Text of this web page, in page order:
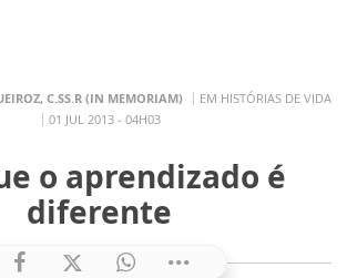
C.SS.R (IN MEMORIAM)
EM HISTÓRIAS DE VIDA
01 JUL 2013 - 04H03
o aprendizado é
diferente